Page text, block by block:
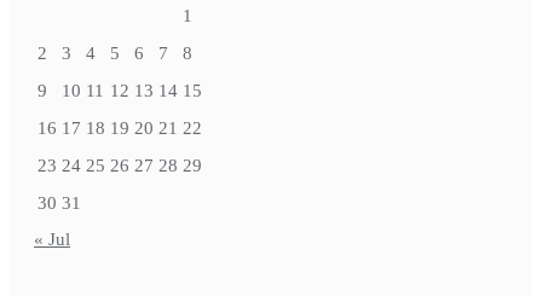
1
2
3 4 5 6 7
8
9
10 11 12 13 14 15
16 17 18 19 20 21 22
23 24 25 26 27 28 29
30 31
« Jul